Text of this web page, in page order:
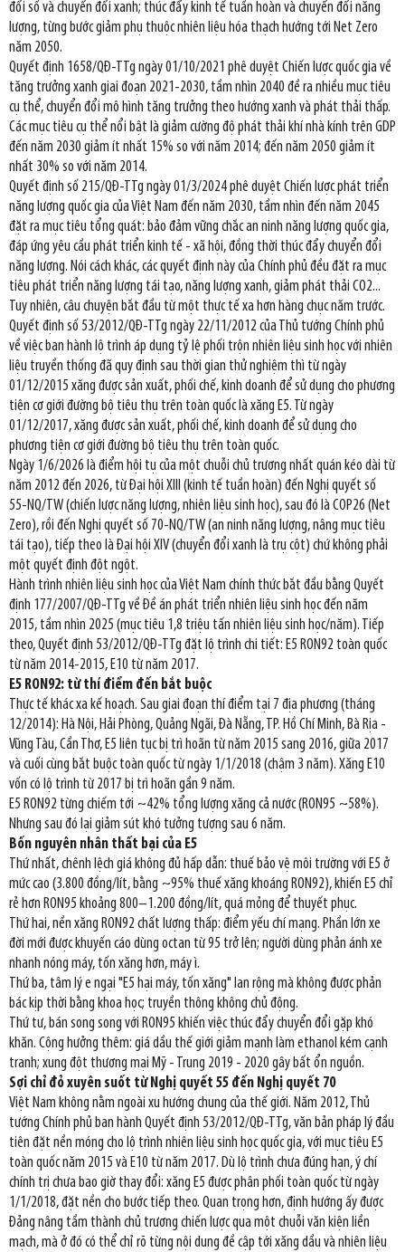
đổi số và chuyển đổi xanh; thúc đẩy kinh tế tuần hoàn và chuyển đổi năng
lượng, từng bước giảm phụ thuộc nhiên liệu hóa thạch hướng tới Net Zero
năm 2050.
Quyết định 1658/QĐ-TTg ngày 01/10/2021 phê duyệt Chiến lược quốc gia về
tăng trưởng xanh giai đoạn 2021-2030, tầm nhìn 2040 đề ra nhiều mục tiêu
cụ thể, chuyển đổi mô hình tăng trưởng theo hướng xanh và phát thải thấp.
Các mục tiêu cụ thể nổi bật là giảm cường độ phát thải khí nhà kính trên GDP
đến năm 2030 giảm ít nhất 15% so với năm 2014; đến năm 2050 giảm ít
nhất 30% so với năm 2014.
Quyết định số 215/QĐ-TTg ngày 01/3/2024 phê duyệt Chiến lược phát triển
năng lượng quốc gia của Việt Nam đến năm 2030, tầm nhìn đến năm 2045
đặt ra mục tiêu tổng quát: bảo đảm vững chắc an ninh năng lượng quốc gia,
đáp ứng yêu cầu phát triển kinh tế - xã hội, đồng thời thúc đẩy chuyển đổi
năng lượng. Nói cách khác, các quyết định này của Chính phủ đều đặt ra mục
tiêu phát triển năng lượng tái tạo, năng lượng xanh, giảm phát thải CO2...
Tuy nhiên, câu chuyện bắt đầu từ một thực tế xa hơn hàng chục năm trước.
Quyết định số 53/2012/QĐ-TTg ngày 22/11/2012 của Thủ tướng Chính phủ
về việc ban hành lộ trình áp dụng tỷ lệ phối trộn nhiên liệu sinh học với nhiên
liệu truyền thống đã quy định sau thời gian thử nghiệm thì từ ngày
01/12/2015 xăng được sản xuất, phối chế, kinh doanh để sử dụng cho phương
tiện cơ giới đường bộ tiêu thụ trên toàn quốc là xăng E5. Từ ngày
01/12/2017, xăng được sản xuất, phối chế, kinh doanh để sử dụng cho
phương tiện cơ giới đường bộ tiêu thụ trên toàn quốc.
Ngày 1/6/2026 là điểm hội tụ của một chuỗi chủ trương nhất quán kéo dài từ
năm 2012 đến 2026, từ Đại hội XIII (kinh tế tuần hoàn) đến Nghị quyết số
55-NQ/TW (chiến lược năng lượng, nhiên liệu sinh học), sau đó là COP26 (Net
Zero), rồi đến Nghị quyết số 70-NQ/TW (an ninh năng lượng, nâng mục tiêu
tái tạo), tiếp theo là Đại hội XIV (chuyển đổi xanh là trụ cột) chứ không phải
một quyết định đột ngột.
Hành trình nhiên liệu sinh học của Việt Nam chính thức bắt đầu bằng Quyết
định 177/2007/QĐ-TTg về Đề án phát triển nhiên liệu sinh học đến năm
2015, tầm nhìn 2025 (mục tiêu 1,8 triệu tấn nhiên liệu sinh học/năm). Tiếp
theo, Quyết định 53/2012/QĐ-TTg đặt lộ trình chi tiết: E5 RON92 toàn quốc
từ năm 2014-2015, E10 từ năm 2017.
E5 RON92: từ thí điểm đến bắt buộc
Thực tế khác xa kế hoạch. Sau giai đoạn thí điểm tại 7 địa phương (tháng
12/2014): Hà Nội, Hải Phòng, Quảng Ngãi, Đà Nẵng, TP. Hồ Chí Minh, Bà Rịa -
Vũng Tàu, Cần Thơ, E5 liên tục bị trì hoãn từ năm 2015 sang 2016, giữa 2017
và cuối cùng bắt buộc toàn quốc từ ngày 1/1/2018 (chậm 3 năm). Xăng E10
vốn có lộ trình từ 2017 bị trì hoãn gần 9 năm.
E5 RON92 từng chiếm tới ~42% tổng lượng xăng cả nước (RON95 ~58%).
Nhưng sau đó lại giảm sút khó tưởng tượng sau 6 năm.
Bốn nguyên nhân thất bại của E5
Thứ nhất, chênh lệch giá không đủ hấp dẫn: thuế bảo vệ môi trường với E5 ở
mức cao (3.800 đồng/lít, bằng ~95% thuế xăng khoáng RON92), khiến E5 chỉ
rẻ hơn RON95 khoảng 800–1.200 đồng/lít, quá mỏng để thuyết phục.
Thứ hai, nền xăng RON92 chất lượng thấp: điểm yếu chí mạng. Phần lớn xe
đời mới được khuyến cáo dùng octan từ 95 trở lên; người dùng phản ánh xe
nhanh nóng máy, tốn xăng hơn, máy ì.
Thứ ba, tâm lý e ngại "E5 hại máy, tốn xăng" lan rộng mà không được phản
bác kịp thời bằng khoa học; truyền thông không chủ động.
Thứ tư, bán song song với RON95 khiến việc thúc đẩy chuyển đổi gặp khó
khăn. Cộng hưởng thêm: giá dầu thế giới giảm mạnh làm ethanol kém cạnh
tranh; xung đột thương mại Mỹ - Trung 2019 - 2020 gây bất ổn nguồn.
Sợi chỉ đỏ xuyên suốt từ Nghị quyết 55 đến Nghị quyết 70
Việt Nam không nằm ngoài xu hướng chung của thế giới. Năm 2012, Thủ
tướng Chính phủ ban hành Quyết định 53/2012/QĐ-TTg, văn bản pháp lý đầu
tiên đặt nền móng cho lộ trình nhiên liệu sinh học quốc gia, với mục tiêu E5
toàn quốc năm 2015 và E10 từ năm 2017. Dù lộ trình chưa đúng hạn, ý chí
chính trị chưa bao giờ thay đổi: xăng E5 được phân phối toàn quốc từ ngày
1/1/2018, đặt nền cho bước tiếp theo. Quan trọng hơn, định hướng ấy được
Đảng nâng tầm thành chủ trương chiến lược qua một chuỗi văn kiện liền
mạch, mà ở đó có thể chỉ rõ từng nội dung đề cập tới xăng dầu và nhiên liệu